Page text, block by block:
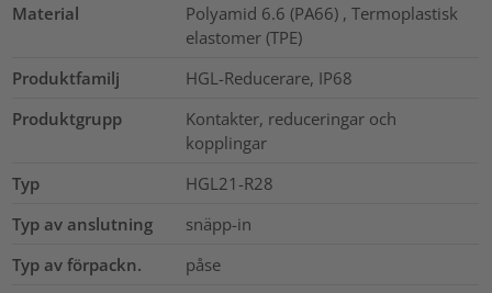
Material
Polyamid 6.6 (PA66) , Termoplastisk
elastomer (TPE)
Produktfamilj
HGL-Reducerare, IP68
Produktgrupp
Kontakter, reduceringar och
kopplingar
Typ
HGL21-R28
Typ av anslutning
snäpp-in
Typ av förpackn.
påse